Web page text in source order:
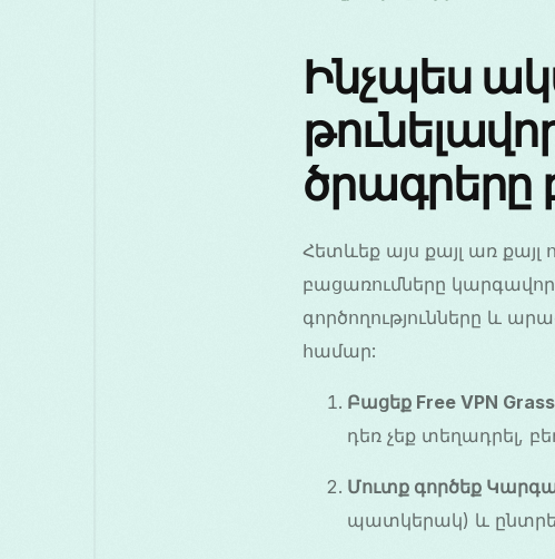
Ինչպես
ծրագրերը
Հետևեք այս քայլ առ քայլ
բացառումները
գործողությունները և
համար:
Բացեք Free VPN Grass
դեռ չեք տեղադրել,
Մուտք գործեք
պատկերակ) և